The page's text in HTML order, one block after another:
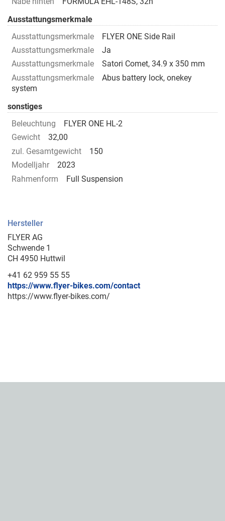
Ausstattungsmerkmale
Ausstattungsmerkmale
FLYER ONE Side Rail
Ausstattungsmerkmale
Ja
Ausstattungsmerkmale
Satori Comet, 34.9 x 350 mm
Ausstattungsmerkmale
Abus battery lock, onekey
system
sonstiges
Beleuchtung
FLYER ONE HL-2
Gewicht
32,00
zul. Gesamtgewicht
150
Modelljahr
2023
Rahmenform
Full Suspension
Hersteller
FLYER AG
Schwende 1
CH 4950 Huttwil
+41 62 959 55 55
https://www.flyer-bikes.com/contact
https://www.flyer-bikes.com/